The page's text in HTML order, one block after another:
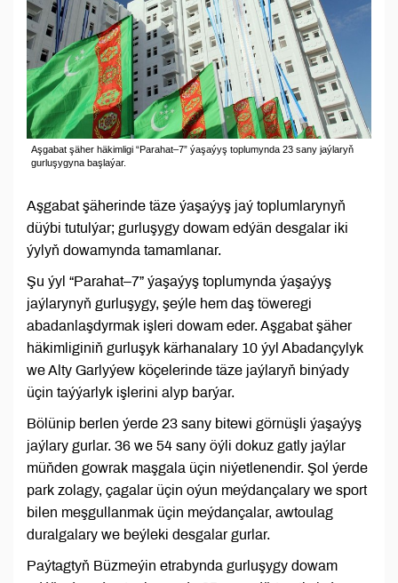
Aşgabat şäher häkimligi “Parahat–7” ýaşaýyş toplumynda 23 sany jaýlaryň
gurluşygyna başlaýar.
Aşgabat şäherinde täze ýaşaýyş jaý toplumlarynyň
düýbi tutulýar; gurluşygy dowam edýän desgalar iki
ýylyň dowamynda tamamlanar.
Şu ýyl “Parahat–7” ýaşaýyş toplumynda ýaşaýyş
jaýlarynyň gurluşygy, şeýle hem daş töweregi
abadanlaşdyrmak işleri dowam eder. Aşgabat şäher
häkimliginiň gurluşyk kärhanalary 10 ýyl Abadançylyk
we Alty Garlyýew köçelerinde täze jaýlaryň binýady
üçin taýýarlyk işlerini alyp barýar.
Bölünip berlen ýerde 23 sany bitewi görnüşli ýaşaýyş
jaýlary gurlar. 36 we 54 sany öýli dokuz gatly jaýlar
müňden gowrak maşgala üçin niýetlenendir. Şol ýerde
park zolagy, çagalar üçin oýun meýdançalary we sport
bilen meşgullanmak üçin meýdançalar, awtoulag
duralgalary we beýleki desgalar gurlar.
Paýtagtyň Büzmeýin etrabynda gurluşygy dowam